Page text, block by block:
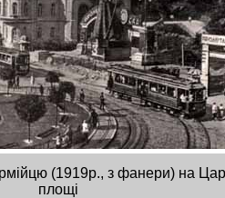
(1919р., з фанери) на
площі